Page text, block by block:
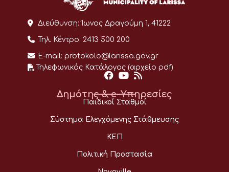
Διεύθυνση: Ίωνος Δραγούμη 1, 41222
Τηλ. Κέντρο: 2413 500 200
E-mail: protokolo@larissa.gov.gr
Τηλεφωνικός Κατάλογος (αρχείο pdf)
Δημότης & e-Υπηρεσίες
Παιδικοί Σταθμοί
Σύστημα Ελεγχόμενης Στάθμευσης
ΚΕΠ
Πολιτική Προστασία